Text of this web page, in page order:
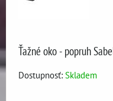
Ťažné oko - popruh
Dostupnosť: Skladem